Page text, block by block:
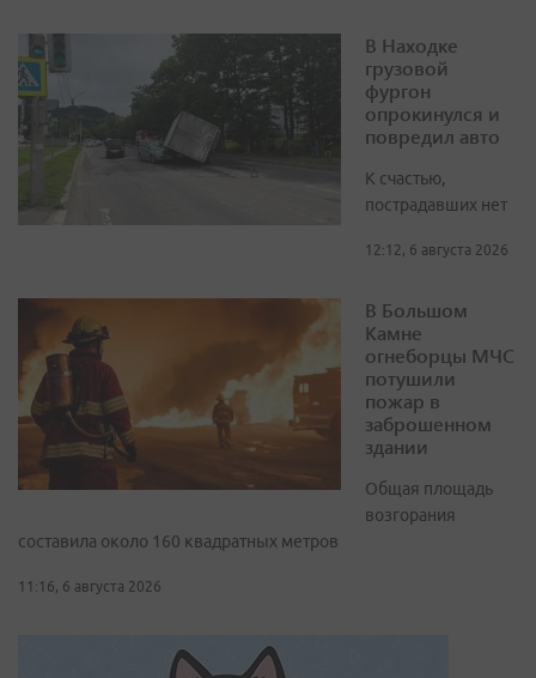
В Находке
грузовой
фургон
опрокинулся и
повредил авто
К счастью,
пострадавших нет
12:12, 6 августа 2026
В Большом
Камне
огнеборцы МЧС
потушили
пожар в
заброшенном
здании
Общая площадь
возгорания
составила около 160 квадратных метров
11:16, 6 августа 2026